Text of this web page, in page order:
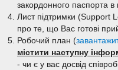
закордонного паспорта в
Лист підтримки (Support
про те, що Вас готові
Робочий план (
містити наступну
- чи є у вас досвід